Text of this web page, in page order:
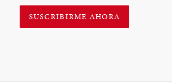
SUSCRIBIRME AHORA